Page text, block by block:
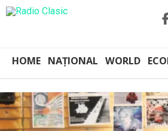
HOME NAȚIONAL WORLD